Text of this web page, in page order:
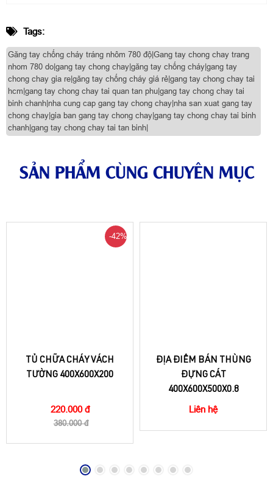
Tags:
Găng tay chống cháy tráng nhôm 780 độ|Gang tay chong chay trang
nhom 780 do|gang tay chong chay|găng tay chống cháy|gang tay
chong chay gia re|găng tay chống cháy giá rẻ|gang tay chong chay tai
hcm|gang tay chong chay tai quan tan phu|gang tay chong chay tai
binh chanh|nha cung cap gang tay chong chay|nha san xuat gang tay
chong chay|gia ban gang tay chong chay|gang tay chong chay tai binh
chanh|gang tay chong chay tai tan binh|
SẢN PHẨM CÙNG CHUYÊN MỤC
-42%
TỦ CHỮA CHÁY VÁCH
TƯỜNG 400X600X200
220.000 đ
380.000 đ
ĐỊA ĐIỂM BÁN THÙNG
ĐỰNG CÁT
400X600X500X0.8
Liên hệ